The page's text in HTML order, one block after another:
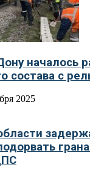
началось
состава с
2025